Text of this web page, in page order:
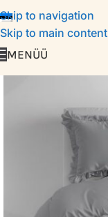
Skip to navigation
Skip to main content
MENÜÜ